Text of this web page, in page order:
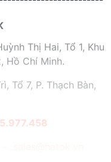
Thị Hai, Tổ 1, Khu
Hồ Chí Minh.
Tổ 7, P. Thạch Bàn,